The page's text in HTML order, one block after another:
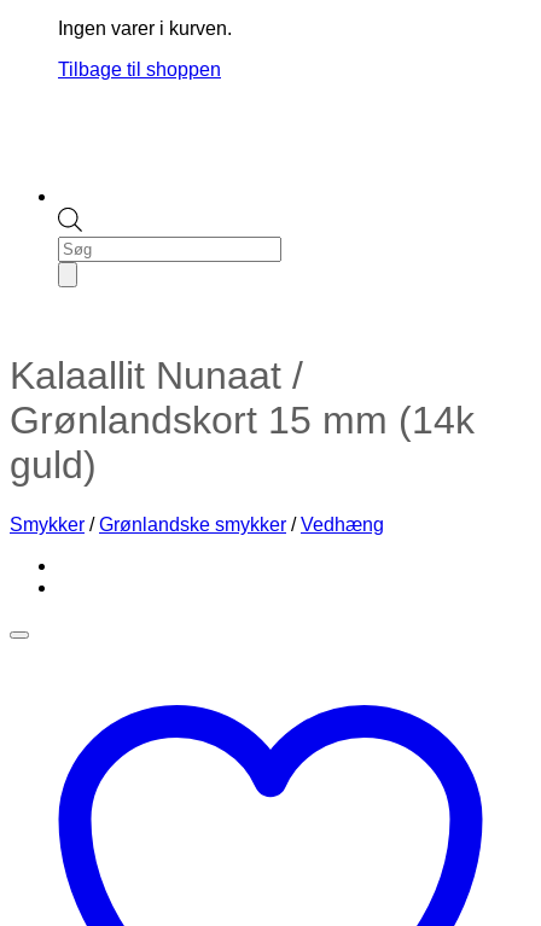
Ingen varer i kurven.
Tilbage til shoppen
Products
search
Kalaallit Nunaat /
Grønlandskort 15 mm (14k
guld)
Smykker / Grønlandske smykker / Vedhæng